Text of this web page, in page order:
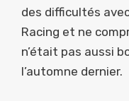
des difficultés
Racing et ne
n’était pas aussi
l’automne dernier.